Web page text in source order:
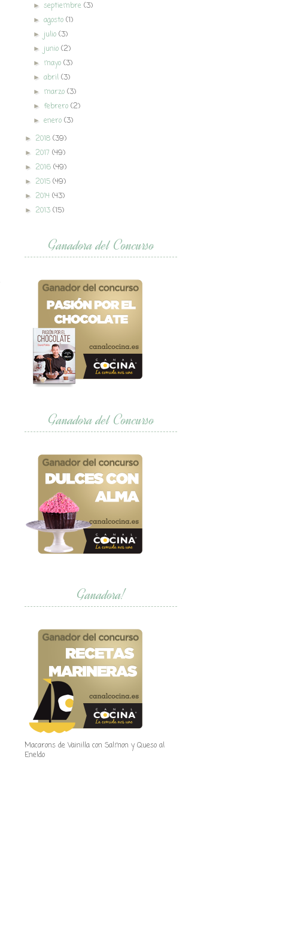
►septiembre (3)
►agosto (1)
► julio (3)
► junio (2)
► mayo (3)
►abril (3)
► marzo (3)
► febrero (2)
►enero (3)
► 2018 (39)
► 2017 (49)
► 2016 (49)
► 2015 (49)
► 2014 (43)
► 2013 (15)
Ganadora del Concurso
Ganadora del Concurso
Ganadora!
Macarons de Vainilla con Salmon y Queso al
Eneldo